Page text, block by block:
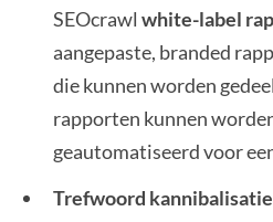
SEOcrawl white-label
aangepaste, branded
die kunnen worden
rapporten kunnen
geautomatiseerd voor
Trefwoord